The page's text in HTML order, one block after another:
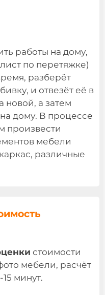
работы на дому,
по перетяжке)
разберёт
и отвезёт её в
а затем
дому. В процессе
произвести
мебели
различные
стоимости
мебели, расчёт
минут.